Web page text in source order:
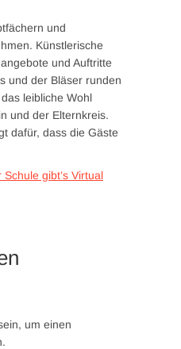
und
Künstlerische
und Auftritte
und der Bläser runden
leibliche Wohl
und der Elternkreis.
dafür, dass die Gäste
gibt’s Virtual
um einen